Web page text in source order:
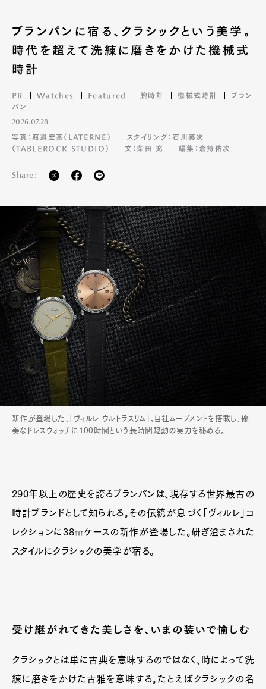
ブランパンに宿る、クラシックという美学。
時代を超えて洗練に磨きをかけた機械式
時計
PR Watches Featured 腕時計 機械式時計
ブラン
パン
2026.07.28
写真：渡邉宏基（LATERNE）
スタイリング：石川英次
（TABLEROCK STUDIO）
文：柴田 充 編集：倉持佑次
Share:
新作が登場した、「ヴィルレ ウルトラスリム」。自社ムーブメントを搭載し、優
美なドレスウォッチに100時間という長時間駆動の実力を秘める。
290年以上の歴史を誇るブランパンは、現存する世界最古の
時計ブランドとして知られる。その伝統が息づく「ヴィルレ」コ
レクションに38㎜ケースの新作が登場した。研ぎ澄まされた
スタイルにクラシックの美学が宿る。
受け継がれてきた美しさを、いまの装いで愉しむ
クラシックとは単に古典を意味するのではなく、時によって洗
練に磨きをかけた古雅を意味する。たとえばクラシックの名